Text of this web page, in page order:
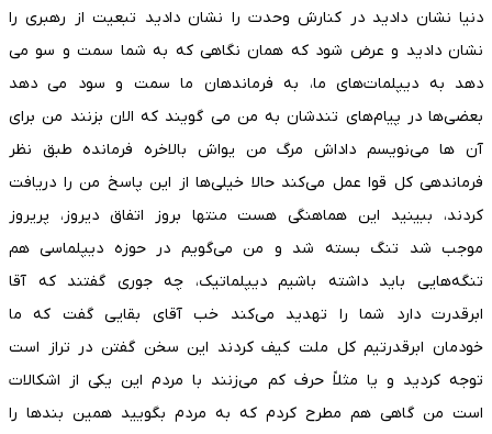
دنیا نشان دادید در کنارش وحدت را نشان دادید تبعیت از رهبری را
نشان دادید و عرض شود که همان نگاهی که به شما سمت و سو می
دهد به دیپلمات‌های ما، به فرماندهان ما سمت و سود می دهد
بعضی‌ها در پیام‌های تندشان به من می گویند که الان بزنند من برای
آن ها می‌نویسم داداش مرگ من یواش بالاخره فرمانده طبق نظر
فرماندهی کل قوا عمل می‌کند حالا خیلی‌ها از این پاسخ من را دریافت
کردند، ببینید این هماهنگی هست منتها بروز اتفاق دیروز، پریروز
موجب شد تنگ بسته شد و من می‌گویم در حوزه دیپلماسی هم
تنگه‌هایی باید داشته باشیم دیپلماتیک، چه جوری گفتند که آقا
ابرقدرت دارد شما را تهدید می‌کند خب آقای بقایی گفت که ما
خودمان ابرقدرتیم کل ملت کیف کردند این سخن گفتن در تراز است
توجه کردید و یا مثلاً حرف کم می‌زنند با مردم این یکی از اشکالات
است من گاهی هم مطرح کردم که به مردم بگویید همین بند‌ها را